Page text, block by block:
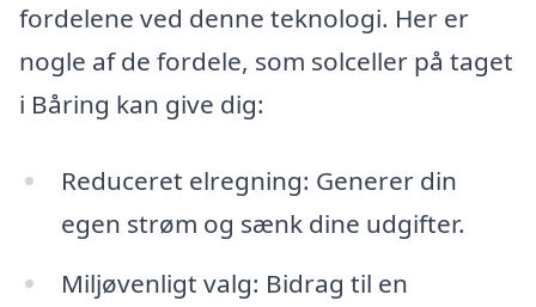
fordelene ved denne teknologi. Her er
nogle af de fordele, som solceller på taget
i Båring kan give dig:
Reduceret elregning: Generer din
egen strøm og sænk dine udgifter.
Miljøvenligt valg: Bidrag til en